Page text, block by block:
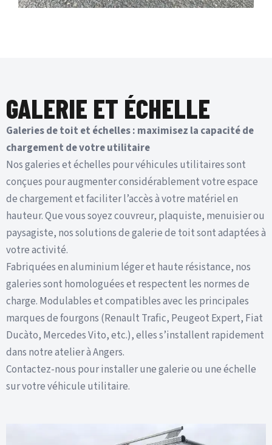
GALERIE ET ÉCHELLE
Galeries de toit et échelles : maximisez la capacité de
chargement de votre utilitaire
Nos galeries et échelles pour véhicules utilitaires sont
conçues pour augmenter considérablement votre espace
de chargement et faciliter l’accès à votre matériel en
hauteur. Que vous soyez couvreur, plaquiste, menuisier ou
paysagiste, nos solutions de galerie de toit sont adaptées à
votre activité.
Fabriquées en aluminium léger et haute résistance, nos
galeries sont homologuées et respectent les normes de
charge. Modulables et compatibles avec les principales
marques de fourgons (Renault Trafic, Peugeot Expert, Fiat
Ducàto, Mercedes Vito, etc.), elles s’installent rapidement
dans notre atelier à Angers.
Contactez-nous pour installer une galerie ou une échelle
sur votre véhicule utilitaire.